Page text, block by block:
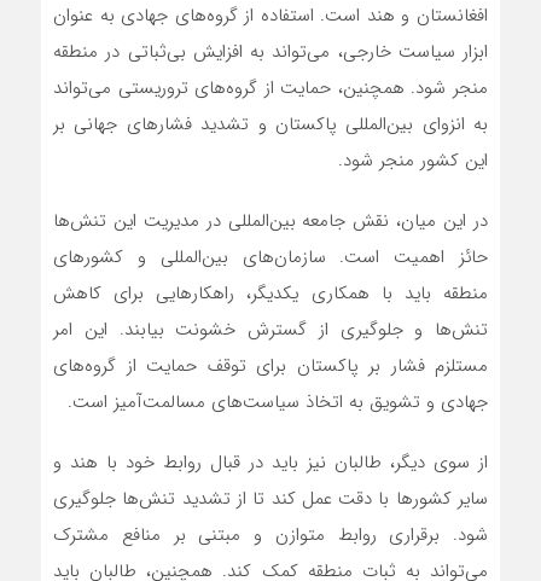
افغانستان و هند است. استفاده از گروه‌های جهادی به عنوان
ابزار سیاست خارجی، می‌تواند به افزایش بی‌ثباتی در منطقه
منجر شود. همچنین، حمایت از گروه‌های تروریستی می‌تواند
به انزوای بین‌المللی پاکستان و تشدید فشارهای جهانی بر
این کشور منجر شود.
در این میان، نقش جامعه بین‌المللی در مدیریت این تنش‌ها
حائز اهمیت است. سازمان‌های بین‌المللی و کشورهای
منطقه باید با همکاری یکدیگر، راهکارهایی برای کاهش
تنش‌ها و جلوگیری از گسترش خشونت بیابند. این امر
مستلزم فشار بر پاکستان برای توقف حمایت از گروه‌های
جهادی و تشویق به اتخاذ سیاست‌های مسالمت‌آمیز است.
از سوی دیگر، طالبان نیز باید در قبال روابط خود با هند و
سایر کشورها با دقت عمل کند تا از تشدید تنش‌ها جلوگیری
شود. برقراری روابط متوازن و مبتنی بر منافع مشترک
می‌تواند به ثبات منطقه کمک کند. همچنین، طالبان باید